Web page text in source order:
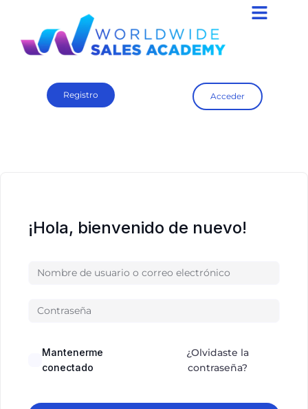
Registro Acceder
¡Hola, bienvenido de nuevo!
Mantenerme
conectado
¿Olvidaste la
contraseña?